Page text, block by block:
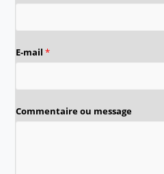
E-mail*
Commentaire ou message